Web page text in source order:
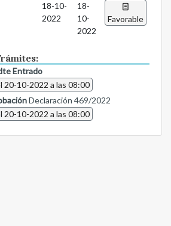
18-10-
2022
18-
10-
2022
Favorable
Entrado
20-10-2022 a las 08:00
Declaración 469/2022
20-10-2022 a las 08:00